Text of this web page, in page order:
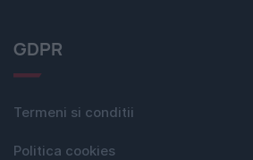
GDPR
Termeni si conditii
Politica cookies